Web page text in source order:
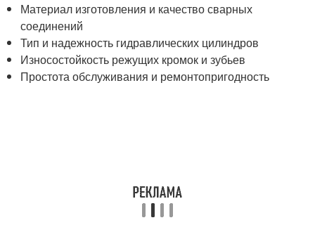
Материал изготовления и качество сварных
соединений
Тип и надежность гидравлических цилиндров
Износостойкость режущих кромок и зубьев
Простота обслуживания и ремонтопригодность